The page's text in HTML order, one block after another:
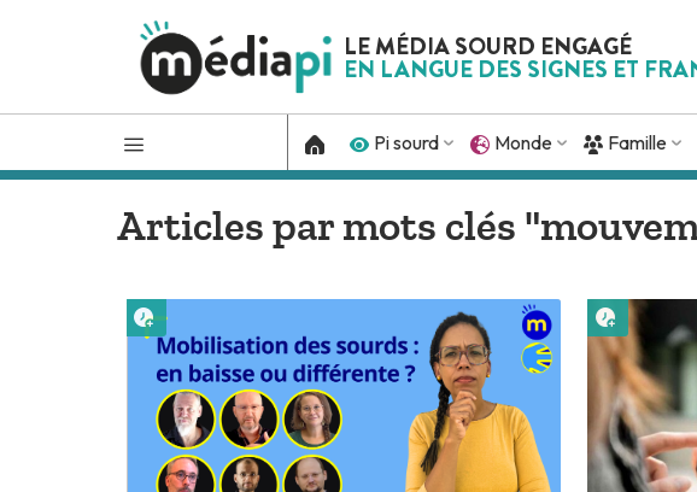
LE MÉDIA SOURD ENGAGÉ
EN LANGUE DES SIGNES ET
Pi sourd Monde Famille
Articles par mots clés
Lire plus